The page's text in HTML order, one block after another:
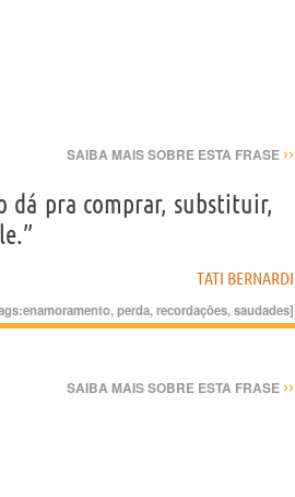
SAIBA MAIS SOBRE ESTA FRASE ››
dá pra comprar, substituir,
TATI BERNARDI
enamoramento,perda,recordações,saudades]
SAIBA MAIS SOBRE ESTA FRASE ››